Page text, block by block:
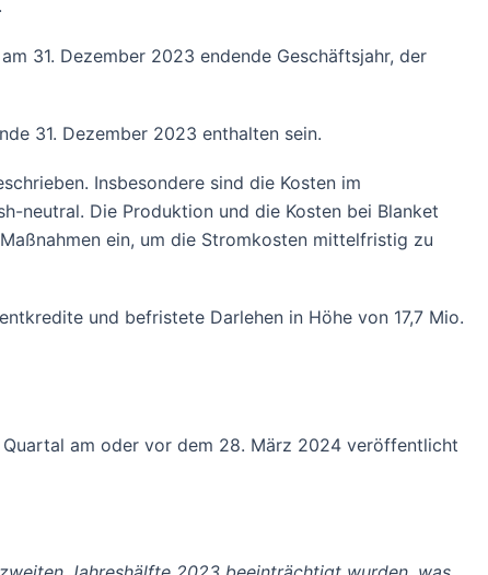
31. Dezember 2023 endende Geschäftsjahr, der
31. Dezember 2023 enthalten sein.
Insbesondere sind die Kosten im
neutral. Die Produktion und die Kosten bei Blanket
ein, um die Stromkosten mittelfristig zu
und befristete Darlehen in Höhe von 17,7 Mio.
am oder vor dem 28. März 2024 veröffentlicht